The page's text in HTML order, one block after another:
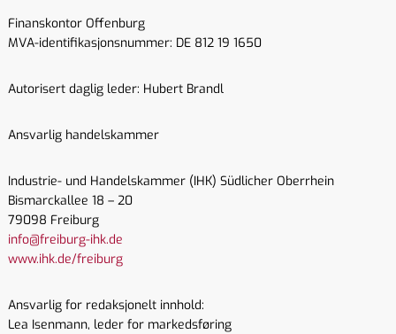
Finanskontor Offenburg
MVA-identifikasjonsnummer: DE 812 19 1650
Autorisert daglig leder: Hubert Brandl
Ansvarlig handelskammer
Industrie- und Handelskammer (IHK) Südlicher Oberrhein
Bismarckallee 18 – 20
79098 Freiburg
info@freiburg-ihk.de
www.ihk.de/freiburg
Ansvarlig for redaksjonelt innhold:
Lea Isenmann, leder for markedsføring